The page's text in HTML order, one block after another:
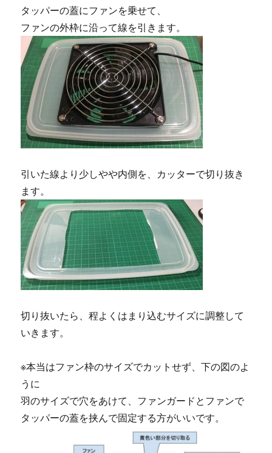
タッパーの蓋にファンを乗せて、
ファンの外枠に沿って線を引きます。
引いた線より少しやや内側を、カッターで切り抜き
ます。
切り抜いたら、程よくはまり込むサイズに調整して
いきます。
※本当はファン枠のサイズでカットせず、下の図のよ
うに
羽のサイズで穴をあけて、ファンガードとファンで
タッパーの蓋を挟んで固定する方がいいです。